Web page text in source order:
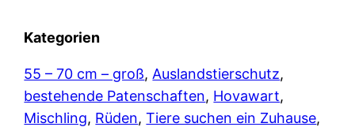
Kategorien
55 – 70 cm – groß, Auslandstierschutz
bestehende Patenschaften, Hovawart
Mischling, Rüden, Tiere suchen ein Zuhause